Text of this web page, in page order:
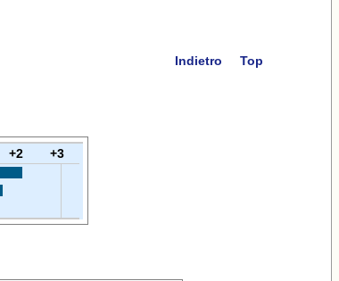
Indietro Top
+2
+3